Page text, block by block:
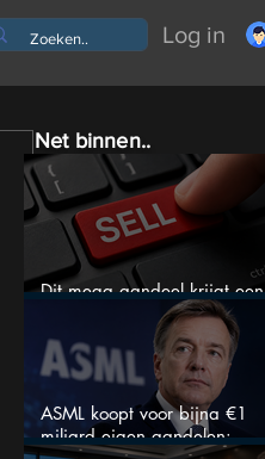
Log in
Net binnen..
Dit mega aandeel krijgt een
zeldzaam verkoopadvies
ASML koopt voor bijna €1
miljard eigen aandelen: